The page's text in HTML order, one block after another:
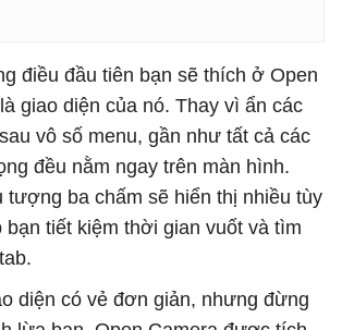
điều đầu tiên bạn sẽ thích ở Open
giao diện của nó. Thay vì ẩn các
vô số menu, gần như tất cả các
đều nằm ngay trên màn hình.
tượng ba chấm sẽ hiển thị nhiều tùy
bạn tiết kiệm thời gian vuốt và tìm
diện có vẻ đơn giản, nhưng đừng